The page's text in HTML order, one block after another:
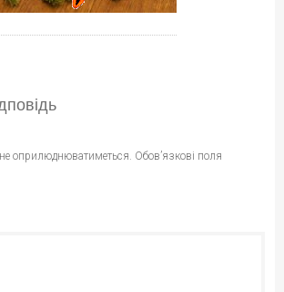
оприлюднюватиметься. Обов’язкові поля